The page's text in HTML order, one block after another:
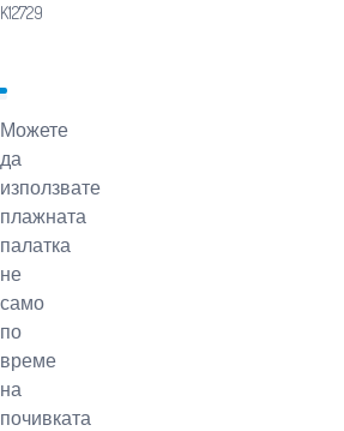
K12729
Можете
да
използвате
плажната
палатка
не
само
по
време
на
почивката